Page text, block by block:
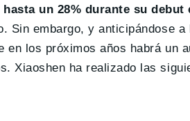
un 28% durante su
Sin embargo, y anticipándose
en los próximos años habrá un
Xiaoshen ha realizado las